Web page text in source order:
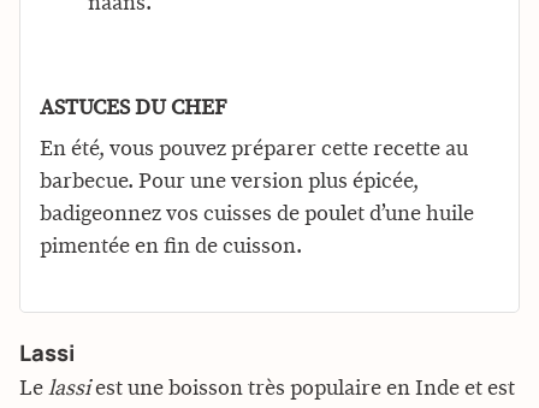
ASTUCES DU CHEF
En été, vous pouvez préparer cette recette au
barbecue. Pour une version plus épicée,
badigeonnez vos cuisses de poulet d’une huile
pimentée en fin de cuisson.
Lassi
Le lassiest une boisson très populaire en Inde et est